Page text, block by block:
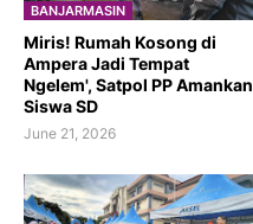
BANJARMASIN
​Miris! Rumah Kosong di
Ampera Jadi Tempat
Ngelem', Satpol PP Amankan
Siswa SD
June 21, 2026